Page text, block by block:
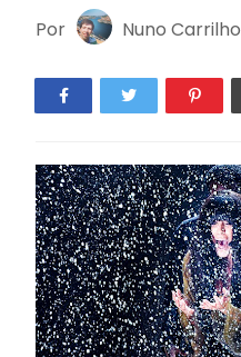
Por Nuno Carrilho